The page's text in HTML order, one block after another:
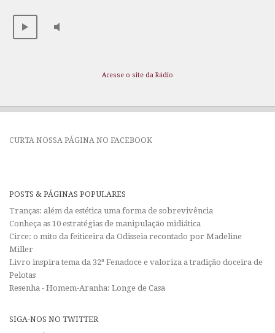
Acesse o site da Rádio
CURTA NOSSA PÁGINA NO FACEBOOK
POSTS & PÁGINAS POPULARES
Tranças: além da estética uma forma de sobrevivência
Conheça as 10 estratégias de manipulação midiática
Circe: o mito da feiticeira da Odisseia recontado por Madeline
Miller
Livro inspira tema da 32ª Fenadoce e valoriza a tradição doceira de
Pelotas
Resenha - Homem-Aranha: Longe de Casa
SIGA-NOS NO TWITTER